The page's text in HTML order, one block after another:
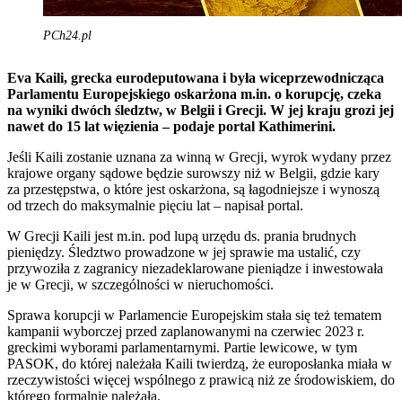
PCh24.pl
Eva Kaili, grecka eurodeputowana i była wiceprzewodnicząca
Parlamentu Europejskiego oskarżona m.in. o korupcję, czeka
na wyniki dwóch śledztw, w Belgii i Grecji. W jej kraju grozi jej
nawet do 15 lat więzienia – podaje portal Kathimerini.
Jeśli Kaili zostanie uznana za winną w Grecji, wyrok wydany przez
krajowe organy sądowe będzie surowszy niż w Belgii, gdzie kary
za przestępstwa, o które jest oskarżona, są łagodniejsze i wynoszą
od trzech do maksymalnie pięciu lat – napisał portal.
W Grecji Kaili jest m.in. pod lupą urzędu ds. prania brudnych
pieniędzy. Śledztwo prowadzone w jej sprawie ma ustalić, czy
przywoziła z zagranicy niezadeklarowane pieniądze i inwestowała
je w Grecji, w szczególności w nieruchomości.
Sprawa korupcji w Parlamencie Europejskim stała się też tematem
kampanii wyborczej przed zaplanowanymi na czerwiec 2023 r.
greckimi wyborami parlamentarnymi. Partie lewicowe, w tym
PASOK, do której należała Kaili twierdzą, że europosłanka miała w
rzeczywistości więcej wspólnego z prawicą niż ze środowiskiem, do
którego formalnie należała.